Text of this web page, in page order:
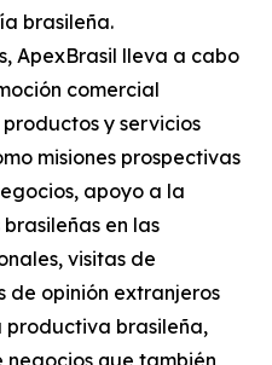
brasileña.
ApexBrasil lleva a cabo
comercial
y servicios
misiones prospectivas
apoyo a la
en las
visitas de
de opinión extranjeros
brasileña,